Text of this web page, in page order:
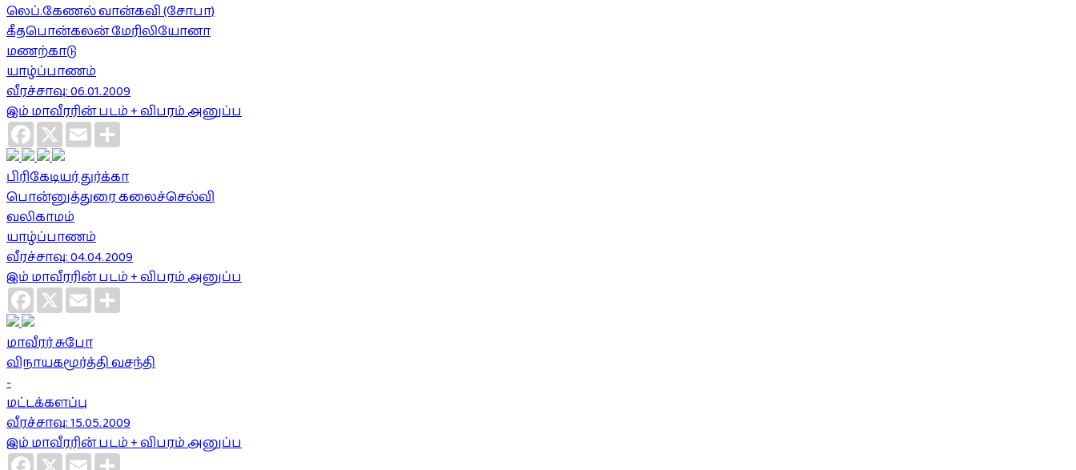
லெப்.கேணல் வான்கவி (சோபா)
கீதபொன்கலன் மேரிலியோனா
மணற்காடு
யாழ்ப்பாணம்
வீரச்சாவு: 06.01.2009
இம் மாவீரரின் படம் + விபரம் அனுப்ப
Facebook
X Email
பிரிகேடியர் துர்க்கா
பொன்னுத்துரை கலைச்செல்வி
வலிகாமம்
யாழ்ப்பாணம்
வீரச்சாவு: 04.04.2009
இம் மாவீரரின் படம் + விபரம் அனுப்ப
Facebook
X Email
மாவீரர் சுபோ
விநாயகமூர்த்தி வசந்தி
-
மட்டக்களப்பு
வீரச்சாவு: 15.05.2009
இம் மாவீரரின் படம் + விபரம் அனுப்ப
Facebook
X Email